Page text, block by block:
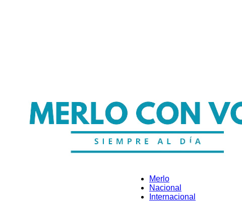
Merlo
Merlo
Nacional
Internacional